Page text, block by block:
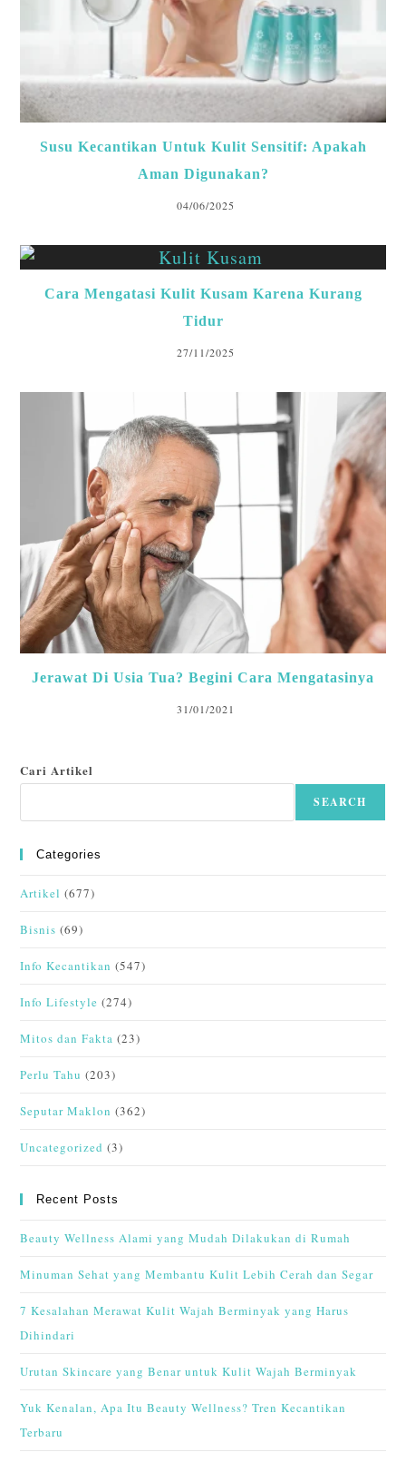
Susu Kecantikan Untuk Kulit Sensitif: Apakah
Aman Digunakan?
04/06/2025
Cara Mengatasi Kulit Kusam Karena Kurang
Tidur
27/11/2025
Jerawat Di Usia Tua? Begini Cara Mengatasinya
31/01/2021
Cari Artikel
SEARCH
Categories
Artikel (677)
Bisnis (69)
Info Kecantikan (547)
Info Lifestyle (274)
Mitos dan Fakta (23)
Perlu Tahu (203)
Seputar Maklon (362)
Uncategorized (3)
Recent Posts
Beauty Wellness Alami yang Mudah Dilakukan di Rumah
Minuman Sehat yang Membantu Kulit Lebih Cerah dan Segar
7 Kesalahan Merawat Kulit Wajah Berminyak yang Harus
Dihindari
Urutan Skincare yang Benar untuk Kulit Wajah Berminyak
Yuk Kenalan, Apa Itu Beauty Wellness? Tren Kecantikan
Terbaru